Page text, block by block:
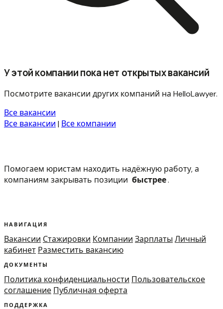
У этой компании пока нет открытых вакансий
Посмотрите вакансии других компаний на HelloLawyer.
Все вакансии
Все вакансии | Все компании
Помогаем юристам находить надёжную работу, а
компаниям закрывать позиции быстрее.
НАВИГАЦИЯ
Вакансии Стажировки Компании Зарплаты Личный
кабинет Разместить вакансию
ДОКУМЕНТЫ
Политика конфиденциальности Пользовательское
соглашение Публичная оферта
ПОДДЕРЖКА